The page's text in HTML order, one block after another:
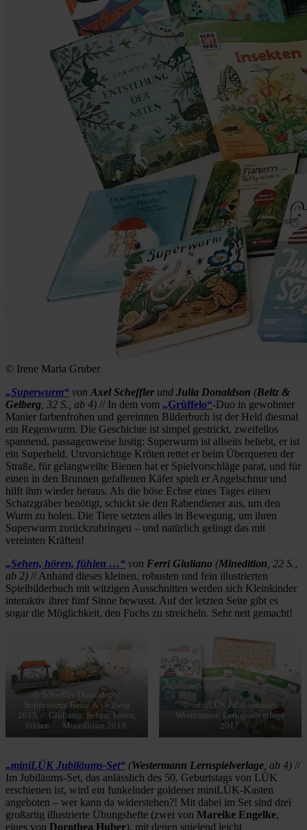
© Irene Maria Gruber
„Superwurm“ von Axel Scheffler und Julia Donaldson (Beltz &
Gelberg , 32 S., ab 4) // In dem vom „Grüffelo“-Duo in gewohnter
Manier farbenfrohen und gereimten Bilderbuch ist der Held diesmal
ein Regenwurm. Die Geschichte ist simpel gestrickt, zweifellos
spannend, passagenweise lustig: Superwurm ist allseits beliebt, er ist
ein Superheld. Unvorsichtige Kröten rettet er beim Überqueren der
Straße, für gelangweilte Bienen hat er Spielvorschläge parat, und für
einen in den Brunnen gefallenen Käfer spielt er Angelschnur und
hilft ihm wieder heraus. Als die böse Echse eines Tages einen
Schatzgräber benötigt, schickt sie den Rabendiener aus, um den
Wurm zu holen. Die Tiere setzten alles in Bewegung, um ihren
Superwurm zurückzubringen – und natürlich gelingt das mit
vereinten Kräften!
„Sehen, hören, fühlen …“ von Ferri Giuliano (Minedition , 22 S.,
ab 2) // Anhand dieses kleinen, robusten und fein illustrierten
Spielbilderbuch mit witzigen Ausschnitten werden sich Kleinkinder
interaktiv ihrer fünf Sinne bewusst. Auf der letzten Seite gibt es
sogar die Möglichkeit, den Fuchs zu streicheln. Sehr nett gemacht!
© Scheffler/Donaldson:
Superwurm. Beltz & Gelberg
2015. // Giuliano: Sehen, hören,
fühlen … Minedition 2019.
© miniLÜK Jubiläumsset.
Westermann Lernspielverlage
2017.
„miniLÜK Jubiläums-Set“ (Westermann Lernspielverlage , ab 4) //
Im Jubiläums-Set, das anlässlich des 50. Geburtstags von LÜK
erschienen ist, wird ein funkelnder goldener miniLÜK-Kasten
angeboten – wer kann da widerstehen?! Mit dabei im Set sind drei
großartig illustrierte Übungshefte (zwei von Mareike Engelke,
eines von Dorothea Huber), mit denen spielend leicht